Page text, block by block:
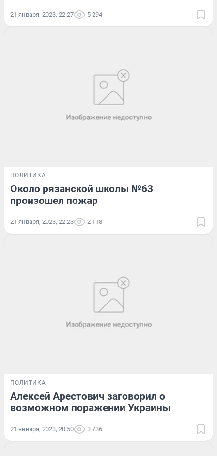
21 января, 2023, 22:27 5 294
ПОЛИТИКА
Около рязанской школы №63
произошел пожар
21 января, 2023, 22:23 2 118
ПОЛИТИКА
Алексей Арестович заговорил о
возможном поражении Украины
21 января, 2023, 20:50 3 736